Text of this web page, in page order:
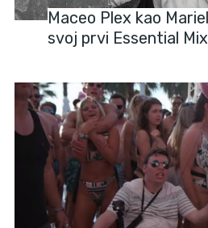
Maceo Plex kao
svoj prvi Essential Mix